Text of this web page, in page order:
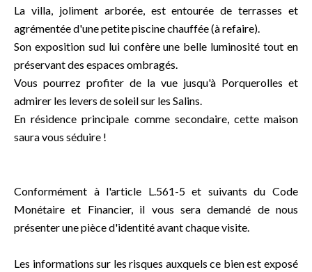
La villa, joliment arborée, est entourée de terrasses et
agrémentée d'une petite piscine chauffée (à refaire).
Son exposition sud lui confère une belle luminosité tout en
préservant des espaces ombragés.
Vous pourrez profiter de la vue jusqu'à Porquerolles et
admirer les levers de soleil sur les Salins.
En résidence principale comme secondaire, cette maison
saura vous séduire !
Conformément à l'article L.561-5 et suivants du Code
Monétaire et Financier, il vous sera demandé de nous
présenter une pièce d'identité avant chaque visite.
Les informations sur les risques auxquels ce bien est exposé